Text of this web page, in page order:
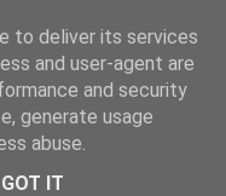
to deliver its services
and user-agent are
and security
generate usage
abuse.
GOT IT